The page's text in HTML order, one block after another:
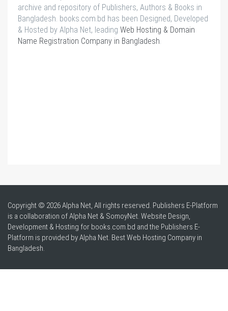
archive and repository of Publishers, Authors & Books in
Bangladesh. books.com.bd has been Designed, Developed
& Hosted by Alpha Net, leading Web Hosting & Domain
Name Registration Company in Bangladesh
Copyright © 2026 Alpha Net, All rights reserved. Publishers E-Platform
is a collaboration of Alpha Net & SomoyNet. Website Design,
Development & Hosting for books.com.bd and the Publishers E-
Platform is provided by Alpha Net. BestWeb Hosting Company in
Bangladesh.